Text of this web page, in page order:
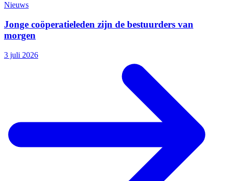
Nieuws
Jonge coöperatieleden zijn de bestuurders van
morgen
3 juli 2026